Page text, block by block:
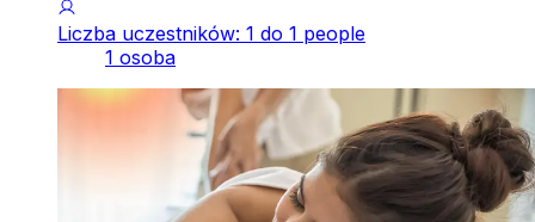
Liczba uczestników: 1 do 1 people
1 osoba